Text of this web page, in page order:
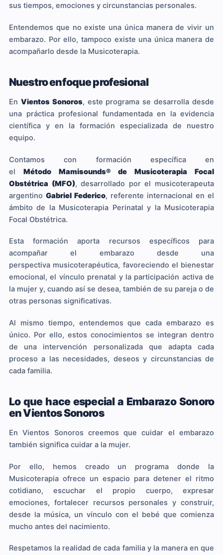
sus tiempos, emociones y circunstancias personales.
Entendemos que no existe una única manera de vivir un
embarazo. Por ello, tampoco existe una única manera de
acompañarlo desde la Musicoterapia.
Nuestro enfoque profesional
En Vientos Sonoros, este programa se desarrolla desde
una práctica profesional fundamentada en la evidencia
científica y en la formación especializada de nuestro
equipo.
Contamos con formación específica en
el Método Mamisounds® de Musicoterapia Focal
Obstétrica (MFO), desarrollado por el musicoterapeuta
argentino Gabriel Federico, referente internacional en el
ámbito de la Musicoterapia Perinatal y la Musicoterapia
Focal Obstétrica.
Esta formación aporta recursos específicos para
acompañar el embarazo desde una
perspectiva musicoterapéutica, favoreciendo el bienestar
emocional, el vínculo prenatal y la participación activa de
la mujer y, cuando así se desea, también de su pareja o de
otras personas significativas.
Al mismo tiempo, entendemos que cada embarazo es
único. Por ello, estos conocimientos se integran dentro
de una intervención personalizada que adapta cada
proceso a las necesidades, deseos y circunstancias de
cada familia.
Lo que hace especial a Embarazo Sonoro
en Vientos Sonoros
En Vientos Sonoros creemos que cuidar el embarazo
también significa cuidar a la mujer.
Por ello, hemos creado un programa donde la
Musicoterapia ofrece un espacio para detener el ritmo
cotidiano, escuchar el propio cuerpo, expresar
emociones, fortalecer recursos personales y construir,
desde la música, un vínculo con el bebé que comienza
mucho antes del nacimiento.
Respetamos la realidad de cada familia y la manera en que